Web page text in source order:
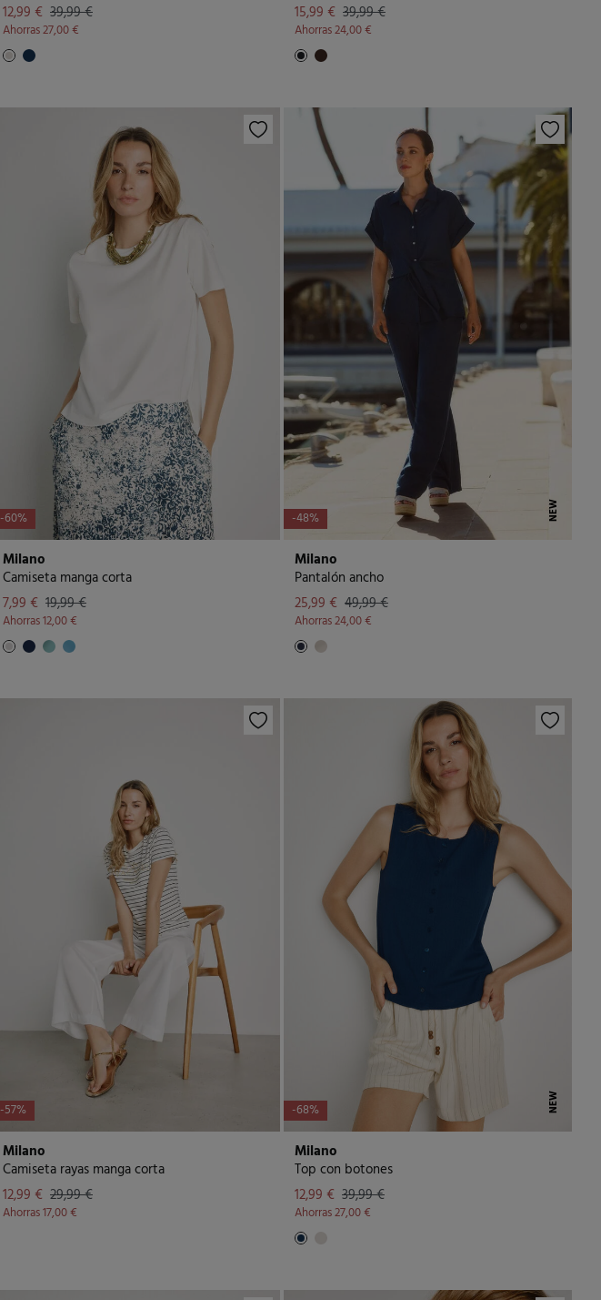
12,99 € 39,99 €
Ahorras27,00 €
15,99 € 39,99 €
Ahorras24,00 €
-60%
Milano
Camiseta manga corta
7,99 € 19,99 €
Ahorras12,00 €
-48% NEW
Milano
Pantalón ancho
25,99 € 49,99 €
Ahorras24,00 €
-57%
Milano
Camiseta rayas manga corta
12,99 € 29,99 €
Ahorras17,00 €
-68% NEW
Milano
Top con botones
12,99 € 39,99 €
Ahorras27,00 €